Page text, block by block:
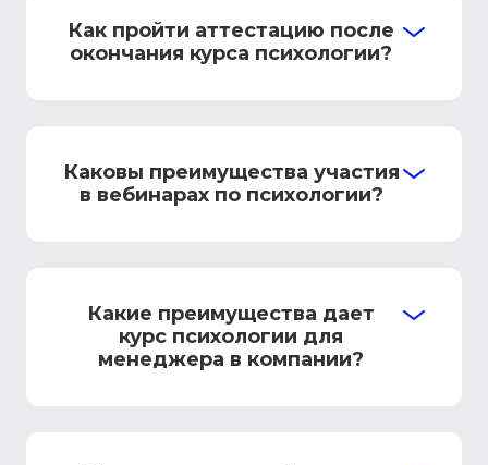
Как пройти аттестацию после
окончания курса психологии?
Каковы преимущества участия
в вебинарах по психологии?
Какие преимущества дает
курс психологии для
менеджера в компании?